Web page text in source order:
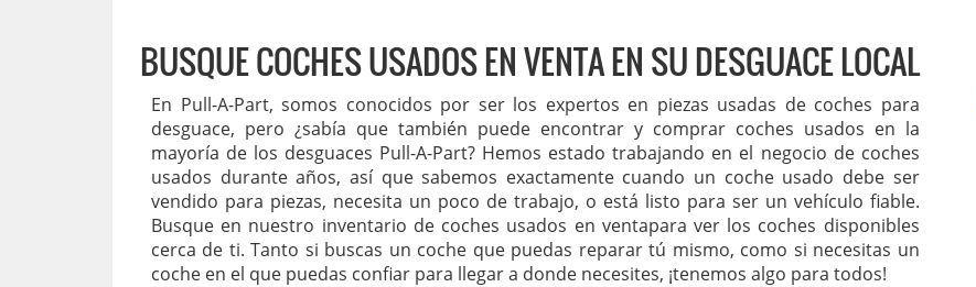
BUSQUE COCHES USADOS EN VENTA EN SU DESGUACE LOCAL
En Pull-A-Part, somos conocidos por ser los expertos en piezas usadas de coches para
desguace, pero ¿sabía que también puede encontrar y comprar coches usados en la
mayoría de los desguaces Pull-A-Part? Hemos estado trabajando en el negocio de coches
usados durante años, así que sabemos exactamente cuando un coche usado debe ser
vendido para piezas, necesita un poco de trabajo, o está listo para ser un vehículo fiable.
Busque en nuestro inventario de coches usados en ventapara ver los coches disponibles
cerca de ti. Tanto si buscas un coche que puedas reparar tú mismo, como si necesitas un
coche en el que puedas confiar para llegar a donde necesites, ¡tenemos algo para todos!